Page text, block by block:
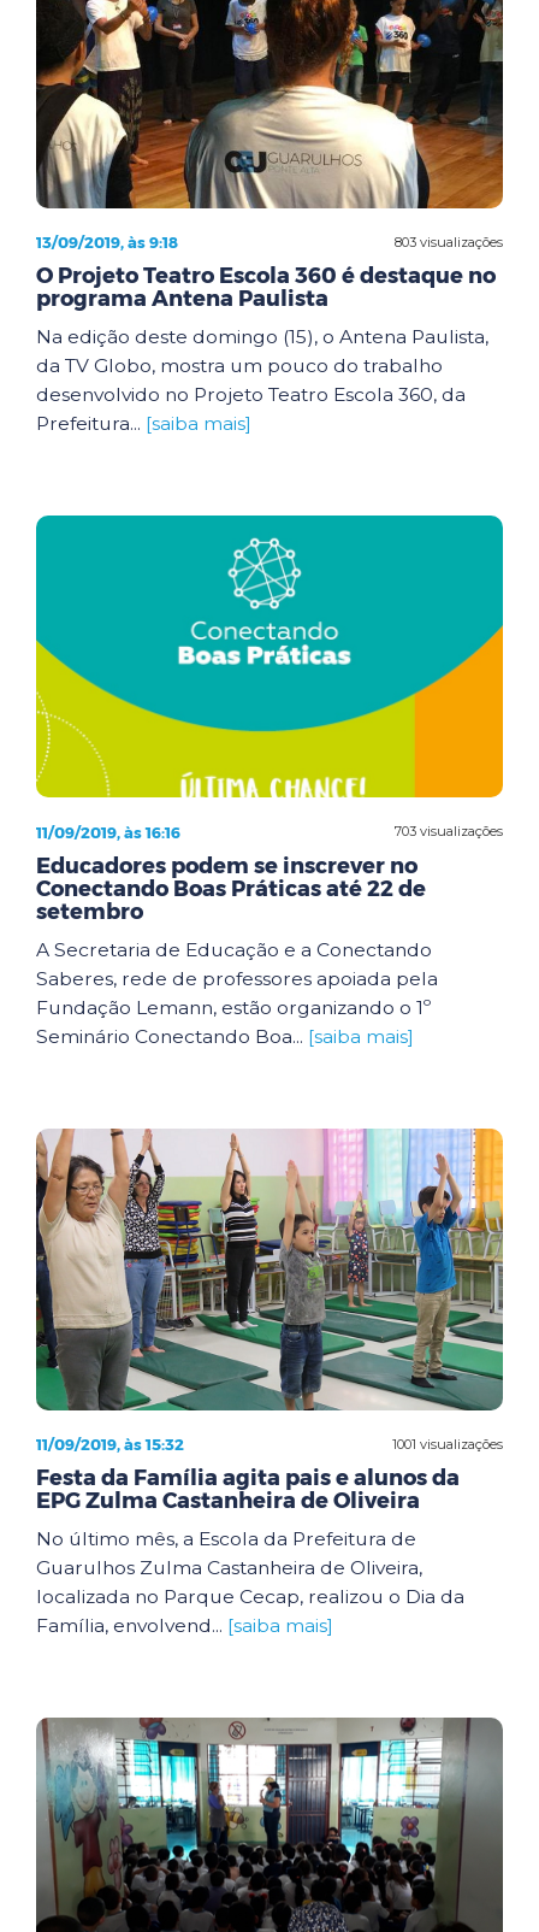
803 visualizações
13/09/2019, às 9:18
O Projeto Teatro Escola 360 é destaque no
programa Antena Paulista
Na edição deste domingo (15), o Antena Paulista,
da TV Globo, mostra um pouco do trabalho
desenvolvido no Projeto Teatro Escola 360, da
Prefeitura... [saiba mais]
703 visualizações
11/09/2019, às 16:16
Educadores podem se inscrever no
Conectando Boas Práticas até 22 de
setembro
A Secretaria de Educação e a Conectando
Saberes, rede de professores apoiada pela
Fundação Lemann, estão organizando o 1º
Seminário Conectando Boa... [saiba mais]
1001 visualizações
11/09/2019, às 15:32
Festa da Família agita pais e alunos da
EPG Zulma Castanheira de Oliveira
No último mês, a Escola da Prefeitura de
Guarulhos Zulma Castanheira de Oliveira,
localizada no Parque Cecap, realizou o Dia da
Família, envolvend... [saiba mais]